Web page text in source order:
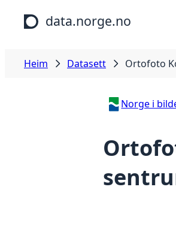
Hopp til hovudinnhald
data.norge.no
Heim Datasett Ortofoto
Norge i